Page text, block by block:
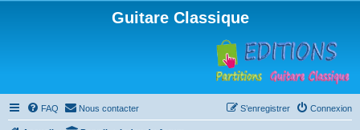
Guitare Classique
FAQ Nous contacter Connexion
S’enregistrer